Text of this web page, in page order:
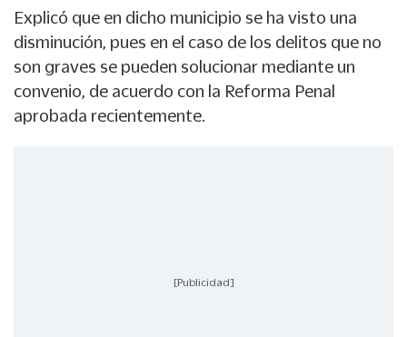
Explicó que en dicho municipio se ha visto una
disminución, pues en el caso de los delitos que no
son graves se pueden solucionar mediante un
convenio, de acuerdo con la Reforma Penal
aprobada recientemente.
[Publicidad]